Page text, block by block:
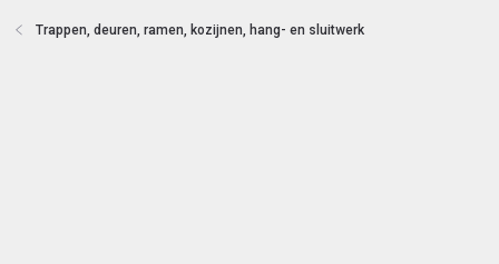
Trappen, deuren, ramen, kozijnen, hang- en sluitwerk